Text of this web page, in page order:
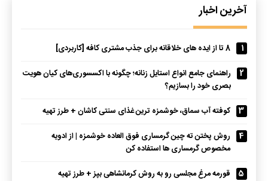
آخرین اخبار
1
8 تا از ایده های خلاقانه برای جذب مشتری کافه [کاربردی]
2
راهنمای جامع انواع استایل زنانه؛ چگونه با اکسسوری‌های کیان هویت
بصری خود را بسازیم؟
3
کوفته آب سماق، خوشمزه ترین غذای سنتی کاشان + طرز تهیه
4
روش پختن ته چین گرمساری فوق العاده خوشمزه | از ادویه
مخصوص گرمساری ها استفاده کن
5
قورمه مرغ مجلسی رو به روش کرمانشاهی بپز + طرز تهیه